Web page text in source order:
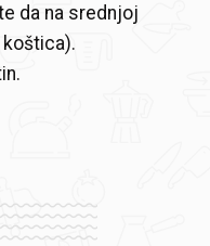
da na srednjoj